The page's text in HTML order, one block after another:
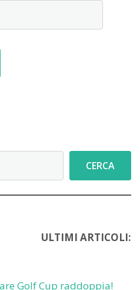
CERCA
ULTIMI ARTICOLI:
Golf Cup raddoppia!